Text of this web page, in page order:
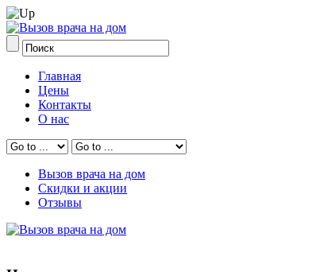
Главная
Цены
Контакты
О нас
Вызов врача на дом
Скидки и акции
Отзывы